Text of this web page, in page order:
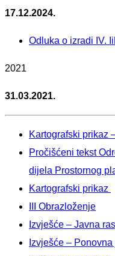
17.12.2024.
Odluka o izradi IV.
2021
31.03.2021.
Kartografski prikaz
Pročišćeni tekst
dijela Prostornog
Kartografski prikaz
III Obrazloženje
Izvješće – Javna
Izvješće –